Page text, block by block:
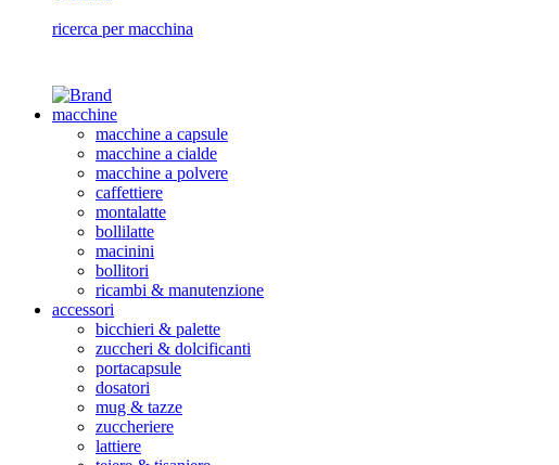
ricerca per macchina
macchine
macchine a capsule
macchine a cialde
macchine a polvere
caffettiere
montalatte
bollilatte
macinini
bollitori
ricambi & manutenzione
accessori
bicchieri & palette
zuccheri & dolcificanti
portacapsule
dosatori
mug & tazze
zuccheriere
lattiere